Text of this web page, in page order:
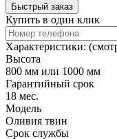
Быстрый заказ
Купить в один клик
Характеристики:
Высота
800 мм или 1000 мм
Гарантийный срок
18 мес.
Модель
Оливия твин
Срок службы